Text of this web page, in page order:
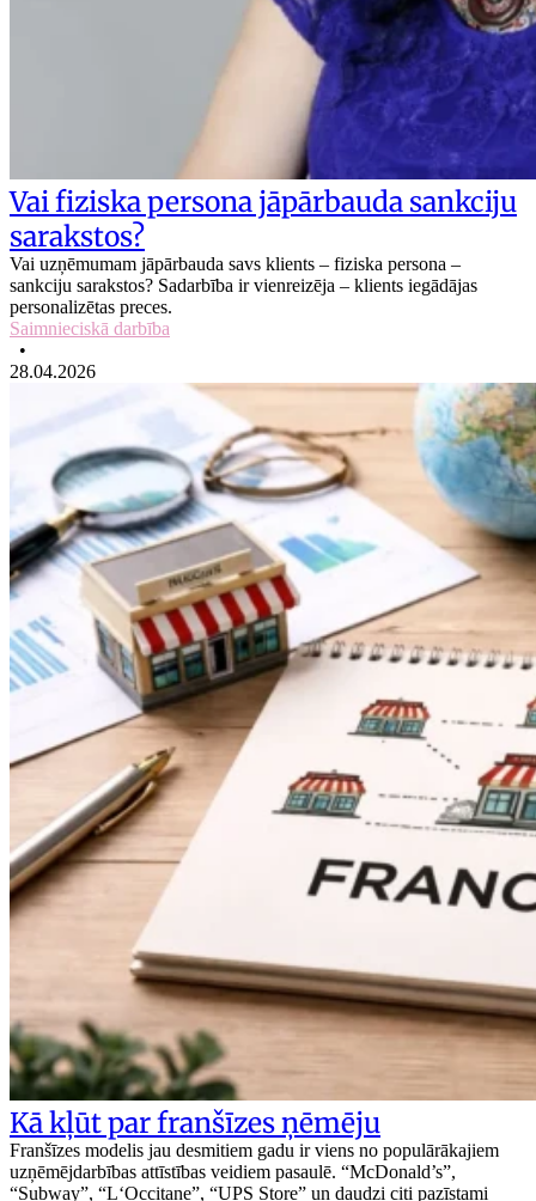
Vai fiziska persona jāpārbauda sankciju
sarakstos?
Vai uzņēmumam jāpārbauda savs klients – fiziska persona –
sankciju sarakstos? Sadarbība ir vienreizēja – klients iegādājas
personalizētas preces.
Saimnieciskā darbība
•
28.04.2026
Kā kļūt par franšīzes ņēmēju
Franšīzes modelis jau desmitiem gadu ir viens no populārākajiem
uzņēmējdarbības attīstības veidiem pasaulē. “McDonald’s”,
“Subway”, “L‘Occitane”, “UPS Store” un daudzi citi pazīstami